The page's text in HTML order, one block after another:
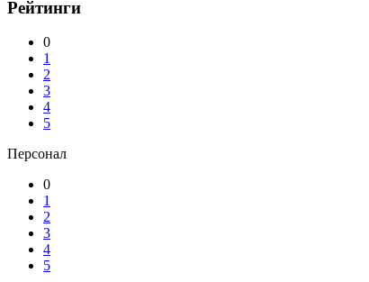
Рейтинги
0
1
2
3
4
5
Персонал
0
1
2
3
4
5